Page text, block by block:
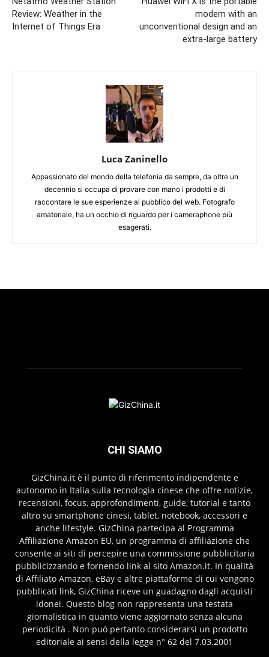
Review: Weather in the
Internet of Things Era
modem with an
unconventional design and an
extra-large battery
Luca Zaninello
Appassionato del mondo della telefonia da sempre, da oltre un
decennio si occupa di provare con mano i prodotti e di
raccontare le sue esperienze al pubblico del web. Fotografo
amatoriale, ha un occhio di riguardo per i cameraphone più
esagerati.
CHI SIAMO
GizChina.it è il punto di riferimento indipendente e
autonomo in Italia sulla tecnologia cinese che offre notizie,
recensioni, focus, approfondimenti, guide, tutorial e tanto
altro su smartphone cinesi, tablet, notebook, accessori e
anche lifestyle. GizChina partecipa al Programma
Affiliazione Amazon EU, un programma di affiliazione che
consente ai siti di percepire una commissione pubblicitaria
pubblicizzando e fornendo link al sito Amazon.it. In qualità
di Affiliato Amazon, eBay e altre piattaforme di cui vengono
pubblicati link, GizChina riceve un guadagno dagli acquisti
idonei. Questo blog non rappresenta una testata
giornalistica in quanto viene aggiornato senza alcuna
periodicità . Non può pertanto considerarsi un prodotto
editoriale ai sensi della legge n° 62 del 7.03.2001